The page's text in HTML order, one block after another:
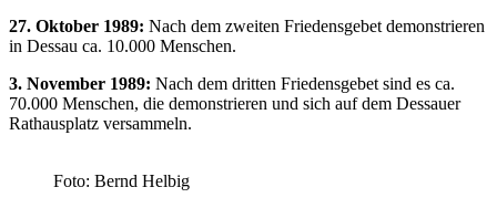
27. Oktober 1989: Nach dem zweiten Friedensgebet demonstrieren
in Dessau ca. 10.000 Menschen.
3. November 1989: Nach dem dritten Friedensgebet sind es ca.
70.000 Menschen, die demonstrieren und sich auf dem Dessauer
Rathausplatz versammeln.
Foto: Bernd Helbig